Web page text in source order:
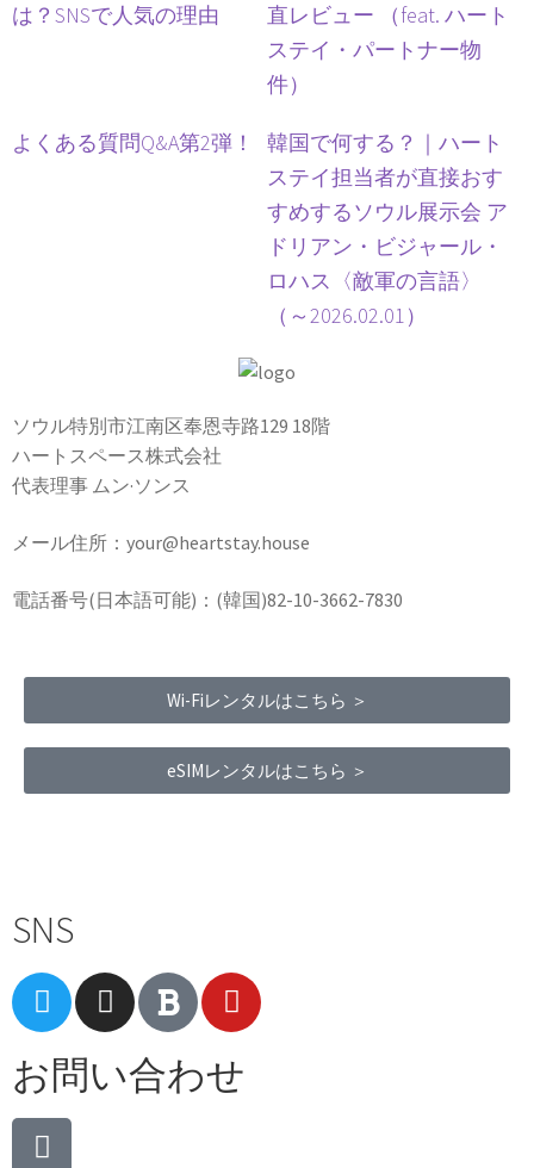
は？SNSで人気の理由
直レビュー （feat. ハート
ステイ・パートナー物
件）
よくある質問Q&A第2弾！
韓国で何する？｜ハート
ステイ担当者が直接おす
すめするソウル展示会 ア
ドリアン・ビジャール・
ロハス〈敵軍の言語〉
（～2026.02.01）
ソウル特別市江南区奉恩寺路129 18階
ハートスペース株式会社
代表理事 ムン·ソンス
メール住所：your@heartstay.house
電話番号(日本語可能)：(韓国)82-10-3662-7830
Wi-Fiレンタルはこちら ＞
eSIMレンタルはこちら ＞
SNS
お問い合わせ